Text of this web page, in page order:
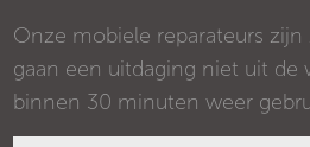
Onze mobiele reparateurs
gaan een uitdaging niet uit de
binnen 30 minuten weer